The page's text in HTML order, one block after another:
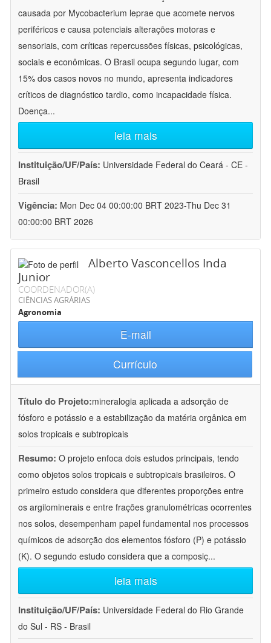
causada por Mycobacterium leprae que acomete nervos
periféricos e causa potenciais alterações motoras e
sensoriais, com críticas repercussões físicas, psicológicas,
sociais e econômicas. O Brasil ocupa segundo lugar, com
15% dos casos novos no mundo, apresenta indicadores
críticos de diagnóstico tardio, como incapacidade física.
Doença...
leia mais
Instituição/UF/País: Universidade Federal do Ceará - CE -
Brasil
Vigência: Mon Dec 04 00:00:00 BRT 2023-Thu Dec 31
00:00:00 BRT 2026
Alberto Vasconcellos Inda
Junior
COORDENADOR(A)
CIÊNCIAS AGRÁRIAS
Agronomia
E-mail
Currículo
Título do Projeto:mineralogia aplicada a adsorção de
fósforo e potássio e a estabilização da matéria orgânica em
solos tropicais e subtropicais
Resumo: O projeto enfoca dois estudos principais, tendo
como objetos solos tropicais e subtropicais brasileiros. O
primeiro estudo considera que diferentes proporções entre
os argilominerais e entre frações granulométricas ocorrentes
nos solos, desempenham papel fundamental nos processos
químicos de adsorção dos elementos fósforo (P) e potássio
(K). O segundo estudo considera que a composiç...
leia mais
Instituição/UF/País: Universidade Federal do Rio Grande
do Sul - RS - Brasil